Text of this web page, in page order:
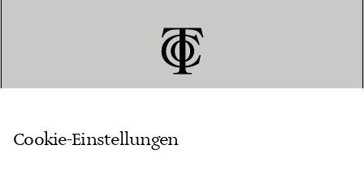
KUNDENSERVICE
Cookie-Einstellungen